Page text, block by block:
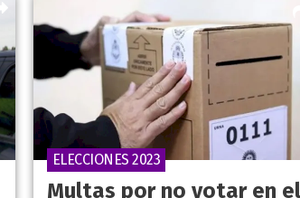
Multas por no votar en el
ELECCIONES 2023